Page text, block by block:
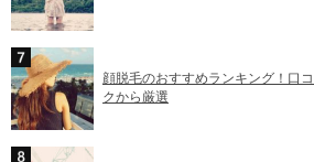
顔脱毛のおすすめランキング！口
クから厳選